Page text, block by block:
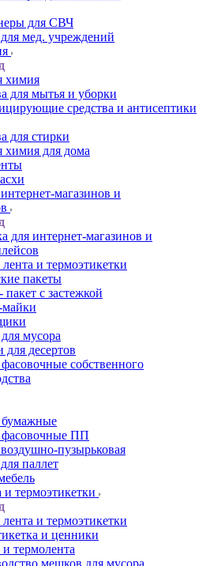
для СВЧ
мед. учреждений
химия
для мытья и уборки
средства и антисептики
для стирки
химия для дома
магазинов и
для интернет-магазинов и
лента и термоэтикетки
пакеты
пакет с застежкой
мусора
для десертов
собственного
ПП
пузырьковая
паллет
и термоэтикетки
лента и термоэтикетки
и ценники
и термолента
мешков для мусора